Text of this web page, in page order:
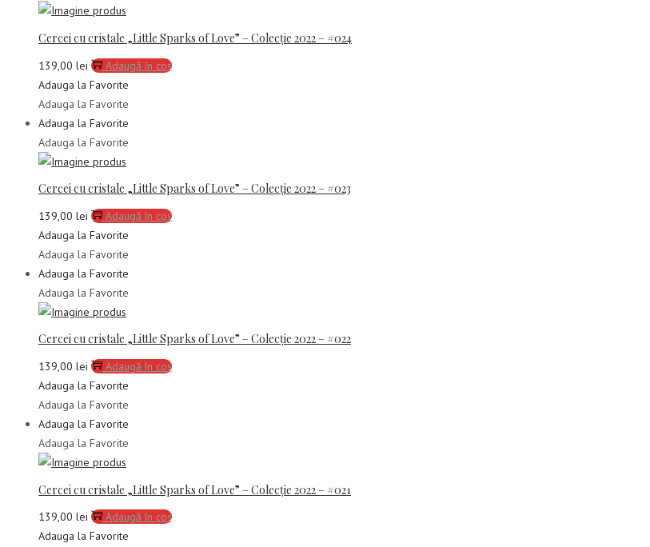
Cercei cu cristale „Little Sparks of Love” – Colecție 2022 – #024
139,00 lei
Adaugă în coș
Adauga la Favorite
Adauga la Favorite
Adauga la Favorite
Adauga la Favorite
Cercei cu cristale „Little Sparks of Love” – Colecție 2022 – #023
139,00 lei
Adaugă în coș
Adauga la Favorite
Adauga la Favorite
Adauga la Favorite
Adauga la Favorite
Cercei cu cristale „Little Sparks of Love” – Colecție 2022 – #022
139,00 lei
Adaugă în coș
Adauga la Favorite
Adauga la Favorite
Adauga la Favorite
Adauga la Favorite
Cercei cu cristale „Little Sparks of Love” – Colecție 2022 – #021
139,00 lei
Adaugă în coș
Adauga la Favorite